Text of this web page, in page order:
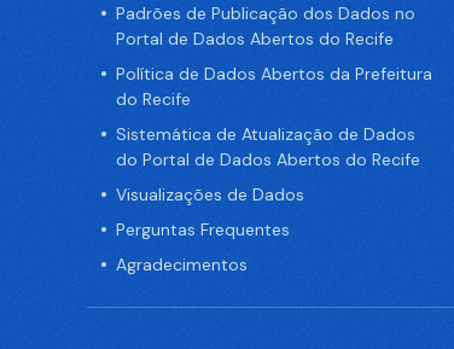
Padrões de Publicação dos Dados no
Portal de Dados Abertos do Recife
Política de Dados Abertos da Prefeitura
do Recife
Sistemática de Atualização de Dados
do Portal de Dados Abertos do Recife
Visualizações de Dados
Perguntas Frequentes
Agradecimentos